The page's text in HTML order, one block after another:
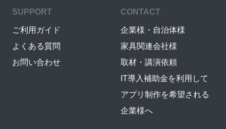
SUPPORT
ご利用ガイド
よくある質問
お問い合わせ
CONTACT
企業様・自治体様
家具関連会社様
取材・講演依頼
IT導入補助金を利用して
アプリ制作を希望される
企業様へ